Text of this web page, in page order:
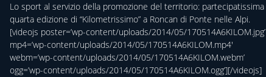
Lo sport al servizio della promozione del territorio: partecipatissima
quarta edizione di “Kilometrissimo” a Roncan di Ponte nelle Alpi.
[videojs poster=’wp-content/uploads/2014/05/170514A6KILOM.jpg’
mp4=’wp-content/uploads/2014/05/170514A6KILOM.mp4′
webm=’wp-content/uploads/2014/05/170514A6KILOM.webm’
ogg=’wp-content/uploads/2014/05/170514A6KILOM.ogg’][/videojs]